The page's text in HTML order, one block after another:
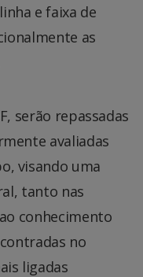
e faixa de
as
serão repassadas
avaliadas
visando uma
tanto nas
conhecimento
no
ligadas